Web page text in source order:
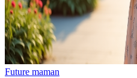
Future maman